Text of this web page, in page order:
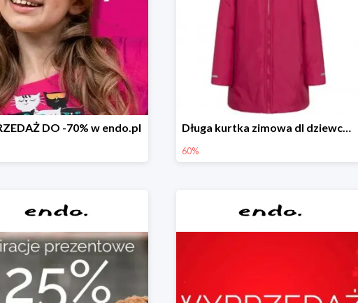
DO -70% w endo.pl Długa kurtka zimowa dl dziewczynki
60%